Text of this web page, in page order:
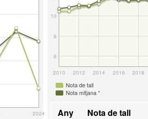
2010 2012 2014 2016 2018
6
8
10
Nota de tall
Nota mitjana *
Any Nota de tall
2024